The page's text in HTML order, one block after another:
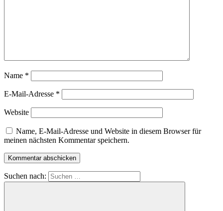
Name *
E-Mail-Adresse *
Website
Name, E-Mail-Adresse und Website in diesem Browser für
meinen nächsten Kommentar speichern.
Suchen nach: